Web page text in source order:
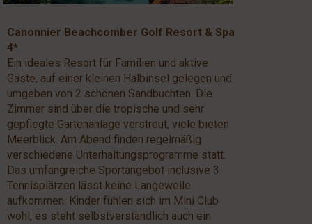
Canonnier Beachcomber Golf Resort & Spa
4*
Ein ideales Resort für Familien und aktive
Gäste, auf einer kleinen Halbinsel gelegen und
umgeben von 2 schönen Sandbuchten. Die
Zimmer sind über die tropische und sehr
gepflegte Gartenanlage verstreut, viele bieten
Meerblick. Am Abend finden regelmäßig
verschiedene Unterhaltungsprogramme statt.
Das umfangreiche Sportangebot inclusive 3
Tennisplätzen lässt keine Langeweile
aufkommen. Kinder fühlen sich im Mini Club
wohl, es steht selbstverständlich auch ein